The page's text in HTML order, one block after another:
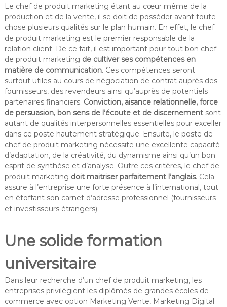
Le chef de produit marketing étant au cœur même de la
production et de la vente, il se doit de posséder avant toute
chose plusieurs qualités sur le plan humain. En effet, le chef
de produit marketing est le premier responsable de la
relation client. De ce fait, il est important pour tout bon chef
de produit marketing de cultiver ses compétences en
matière de communication. Ces compétences seront
surtout utiles au cours de négociation de contrat auprès des
fournisseurs, des revendeurs ainsi qu’auprès de potentiels
partenaires financiers. Conviction, aisance relationnelle, force
de persuasion, bon sens de l’écoute et de discernementsont
autant de qualités interpersonnelles essentielles pour exceller
dans ce poste hautement stratégique. Ensuite, le poste de
chef de produit marketing nécessite une excellente capacité
d’adaptation, de la créativité, du dynamisme ainsi qu’un bon
esprit de synthèse et d’analyse. Outre ces critères, le chef de
produit marketing doit maitriser parfaitement l’anglais. Cela
assure à l’entreprise une forte présence à l’international, tout
en étoffant son carnet d’adresse professionnel (fournisseurs
et investisseurs étrangers).
Une solide formation
universitaire
Dans leur recherche d’un chef de produit marketing, les
entreprises privilégient les diplômés de grandes écoles de
commerce avec option Marketing Vente, Marketing Digital